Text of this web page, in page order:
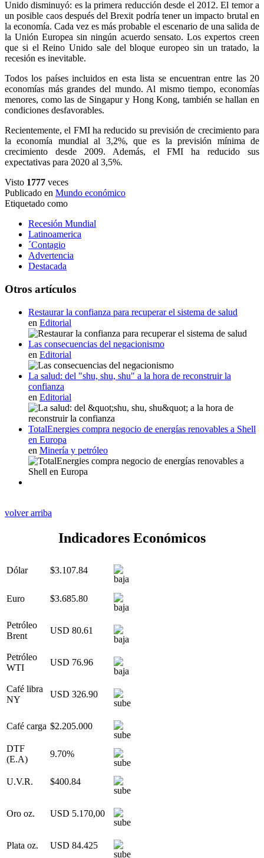
Unido disminuyó: es la primera reducción desde el 2012. El temor a
un posible caos después del Brexit podría tener un impacto brutal en
la economía. Cada vez es más probable el escenario de una salida de
la Unión Europea sin ningún acuerdo sensato. Los expertos creen
que si el Reino Unido sale del bloque europeo sin un tratado, la
recesión es inevitable.
Todos los países incluidos en esta lista se encuentran entre las 20
economías más grandes del mundo. Al mismo tiempo, economías
menores, como las de Singapur y Hong Kong, también se hallan en
condiciones desfavorables.
Recientemente, el FMI ha reducido su previsión de crecimiento para
la economía mundial al 3,2%, que es la previsión mínima de
crecimiento desde 2009. Además, el FMI ha reducido sus
expectativas para 2020 al 3,5%.
Visto 1777 veces
Publicado en Mundo económico
Etiquetado como
Recesión Mundial
Latinoamerica
´Contagio
Advertencia
Destacada
Otros artículos
Restaurar la confianza para recuperar el sistema de salud
en Editorial
Las consecuencias del negacionismo
en Editorial
La salud: del "shu, shu, shu" a la hora de reconstruir la
confianza
en Editorial
TotalEnergies compra negocio de energías renovables a Shell
en Europa
en Minería y petróleo
volver arriba
Indicadores Económicos
Dólar $3.107.84
Euro $3.685.80
Petróleo
Brent
USD 80.61
Petróleo
WTI
USD 76.96
Café libra
NY
USD 326.90
Café carga $2.205.000
DTF
(E.A)
9.70%
U.V.R. $400.84
Oro oz. USD 5.170,00
Plata oz. USD 84.425